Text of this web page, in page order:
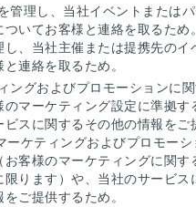
管理し、当社イベントまたは
ついてお客様と連絡を取る
し、当社主催または提携先のイ
連絡を取るため。
ングおよびプロモーションに
マーケティング設定に準拠す
ビスに関するその他の情報をご
ーケティングおよびプロモーシ
お客様のマーケティングに関す
限ります）や、当社のサービス
ご提供するため。